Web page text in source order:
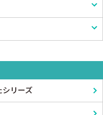
リーズ